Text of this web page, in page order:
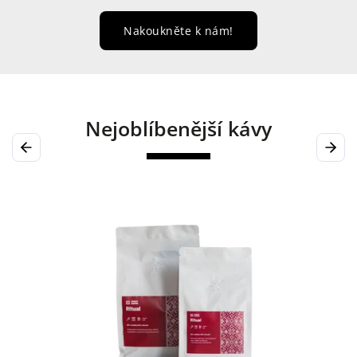
Nakoukněte k nám!
Nejoblíbenější kávy
Previous Next